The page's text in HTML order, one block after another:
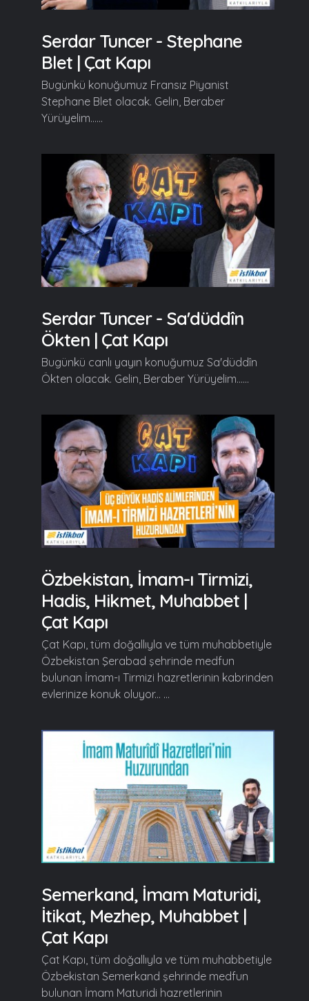
Serdar Tuncer - Stephane
Blet | Çat Kapı
Bugünkü konuğumuz Fransız Piyanist
Stephane Blet olacak. Gelin, Beraber
Yürüyelim......
Serdar Tuncer - Sa'düddîn
Ökten | Çat Kapı
Bugünkü canlı yayın konuğumuz Sa'düddîn
Ökten olacak. Gelin, Beraber Yürüyelim......
Özbekistan, İmam-ı Tirmizi,
Hadis, Hikmet, Muhabbet |
Çat Kapı
Çat Kapı, tüm doğallıyla ve tüm muhabbetiyle
Özbekistan Şerabad şehrinde medfun
bulunan İmam-ı Tirmizi hazretlerinin kabrinden
evlerinize konuk oluyor... ...
Semerkand, İmam Maturidi,
İtikat, Mezhep, Muhabbet |
Çat Kapı
Çat Kapı, tüm doğallıyla ve tüm muhabbetiyle
Özbekistan Semerkand şehrinde medfun
bulunan İmam Maturidi hazretlerinin